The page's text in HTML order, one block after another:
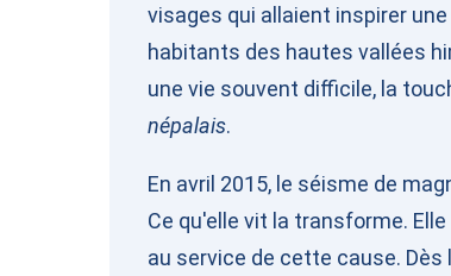
visages qui allaient inspirer
habitants des hautes vallées
une vie souvent difficile, la
népalais.
En avril 2015, le séisme de
Ce qu'elle vit la transforme.
au service de cette cause.